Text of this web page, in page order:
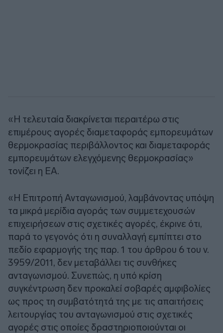
«Η τελευταία διακρίνεται περαιτέρω στις
επιμέρους αγορές διαμεταφοράς εμπορευμάτων
θερμοκρασίας περιβάλλοντος και διαμεταφοράς
εμπορευμάτων ελεγχόμενης θερμοκρασίας»
τονίζει η ΕΑ.
«Η Επιτροπή Ανταγωνισμού, λαμβάνοντας υπόψη
τα μικρά μερίδια αγοράς των συμμετεχουσών
επιχειρήσεων στις σχετικές αγορές, έκρινε ότι,
παρά το γεγονός ότι η συναλλαγή εμπίπτει στο
πεδίο εφαρμογής της παρ. 1 του άρθρου 6 του ν.
3959/2011, δεν μεταβάλλει τις συνθήκες
ανταγωνισμού. Συνεπώς, η υπό κρίση
συγκέντρωση δεν προκαλεί σοβαρές αμφιβολίες
ως προς τη συμβατότητά της με τις απαιτήσεις
λειτουργίας του ανταγωνισμού στις σχετικές
αγορές στις οποίες δραστηριοποιούνται οι